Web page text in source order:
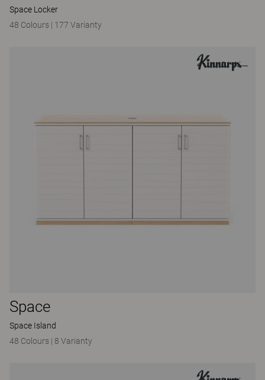
Space Locker
48 Colours | 177 Varianty
Space
Space Island
48 Colours | 8 Varianty